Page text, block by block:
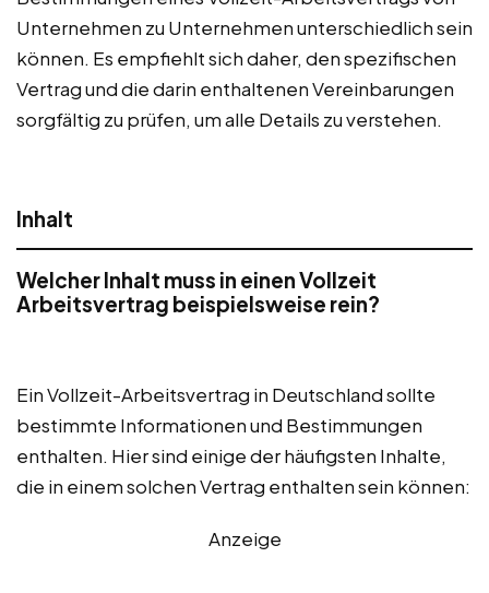
Unternehmen zu Unternehmen unterschiedlich sein
können. Es empfiehlt sich daher, den spezifischen
Vertrag und die darin enthaltenen Vereinbarungen
sorgfältig zu prüfen, um alle Details zu verstehen.
Inhalt
Welcher Inhalt muss in einen Vollzeit
Arbeitsvertrag beispielsweise rein?
Ein Vollzeit-Arbeitsvertrag in Deutschland sollte
bestimmte Informationen und Bestimmungen
enthalten. Hier sind einige der häufigsten Inhalte,
die in einem solchen Vertrag enthalten sein können:
Anzeige